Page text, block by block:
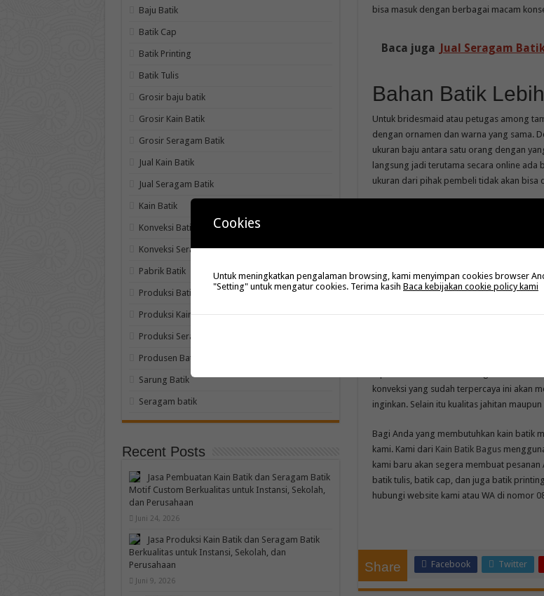
bisa masuk dengan berbagai macam
Baca juga Jual Seragam
Bahan Batik
Untuk bridesmaid atau petugas among
dengan ornamen dan warna yang sama.
ukuran baju antara satu orang dengan
langsung jadi terutama secara online ada
ukuran dari pihak pembeli tidak akan bisa
Tips terakhir membuat seragam batik
konveksi yang sudah terpercaya ini akan
inginkan. Selain itu kualitas jahitan
Bagi Anda yang membutuhkan kain batik
kami. Kami dari Kain Batik Bagus
kami baru akan segera membuat
batik tulis, batik cap, dan juga batik
hubungi website kami atau WA di nomor
Share Facebook Twitter
Baju Batik
Batik Cap
Batik Printing
Batik Tulis
Grosir baju batik
Grosir Kain Batik
Grosir Seragam Batik
Jual Kain Batik
Jual Seragam Batik
Kain Batik
Konveksi Batik
Konveksi Seragam dan Kain Batik
Pabrik Batik
Produksi Batik
Produksi Kain Batik
Produksi Seragam Batik
Produsen Batik
Sarung Batik
Seragam batik
Recent Posts
Jasa Pembuatan Kain Batik dan Seragam Batik
Motif Custom Berkualitas untuk Instansi, Sekolah,
dan Perusahaan
Juni 24, 2026
Jasa Produksi Kain Batik dan Seragam Batik
Berkualitas untuk Instansi, Sekolah, dan
Perusahaan
Juni 9, 2026
Cookies
Untuk meningkatkan pengalaman browsing, kami menyimpan cookies browser
"Setting" untuk mengatur cookies. Terima kasih Baca kebijakan cookie policy kami